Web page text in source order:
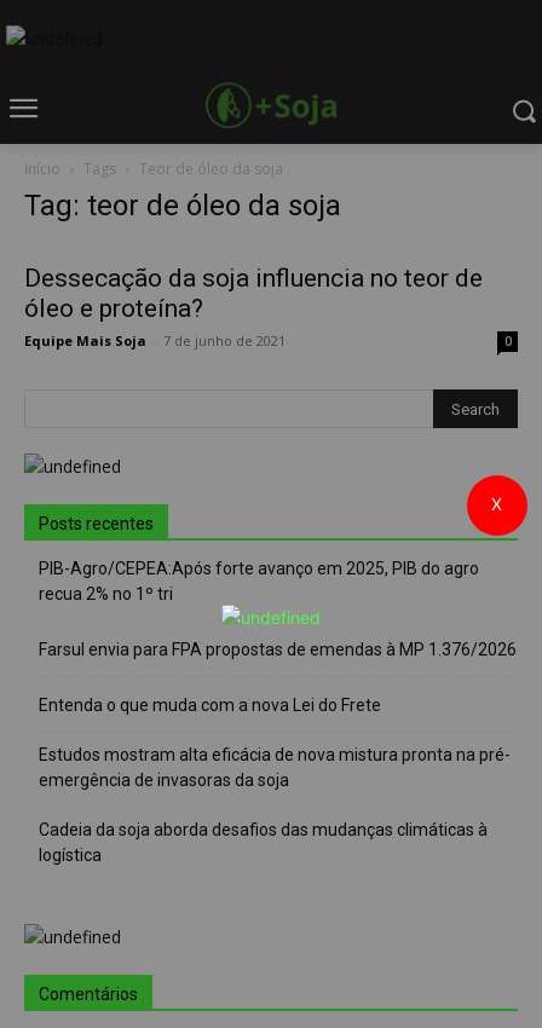
Início Tags Teor de óleo da soja
Tag: teor de óleo da soja
Dessecação da soja influencia no teor de
óleo e proteína?
Equipe Mais Soja 7 de junho de 2021 0
Posts recentes
PIB-Agro/CEPEA:Após forte avanço em 2025, PIB do agro
recua 2% no 1º tri
Farsul envia para FPA propostas de emendas à MP 1.376/2026
Entenda o que muda com a nova Lei do Frete
Estudos mostram alta eficácia de nova mistura pronta na pré-
emergência de invasoras da soja
Cadeia da soja aborda desafios das mudanças climáticas à
logística
Comentários
X